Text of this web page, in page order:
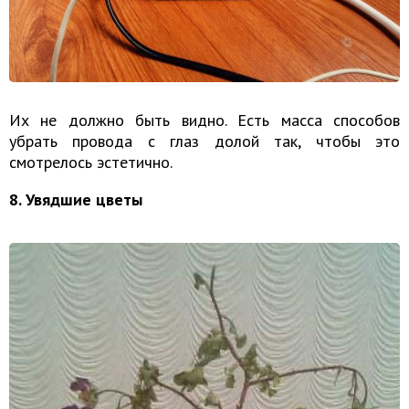
Их не должно быть видно. Есть масса способов
убрать провода с глаз долой так, чтобы это
смотрелось эстетично.
8. Увядшие цветы